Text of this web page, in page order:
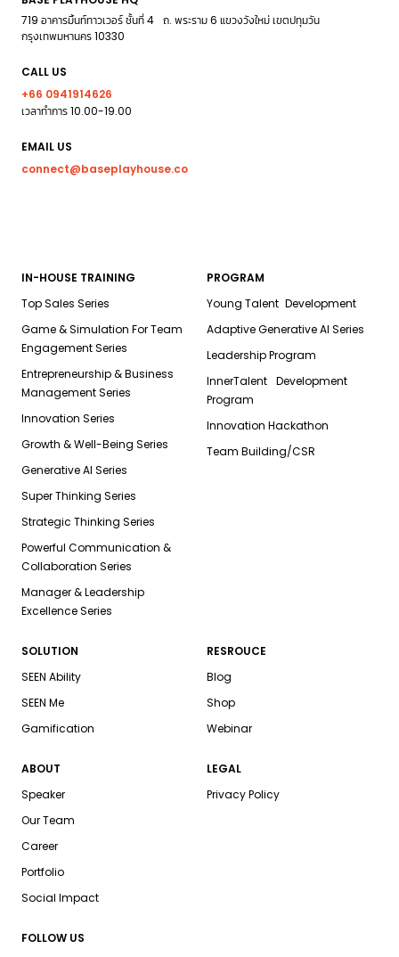
719 อาคารมิ้นท์ทาวเวอร์ ชั้นที่ 4 ถ. พระราม 6 แขวงวังใหม่ เขตปทุมวัน
กรุงเทพมหานคร 10330
CALL US
+66 0941914626
เวลาทำการ 10.00-19.00
EMAIL US
connect@baseplayhouse.co
IN-HOUSE TRAINING
Top Sales Series
Game & Simulation For Team
Engagement Series
Entrepreneurship & Business
Management Series
Innovation Series
Growth & Well-Being Series
Generative AI Series
Super Thinking Series
Strategic Thinking Series
Powerful Communication &
Collaboration Series
Manager & Leadership
Excellence Series
PROGRAM
Young Talent Development
Adaptive Generative AI Series
Leadership Program
InnerTalent Development
Program
Innovation Hackathon
Team Building/CSR
SOLUTION
SEEN Ability
SEEN Me
Gamification
FOLLOW US
RESROUCE
Blog
Shop
Webinar
ABOUT
Speaker
Our Team
Career
Portfolio
Social Impact
LEGAL
Privacy Policy